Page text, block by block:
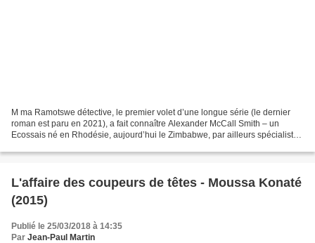
M ma Ramotswe détective, le premier volet d’une longue série (le dernier
roman est paru en 2021), a fait connaître Alexander McCall Smith – un
Ecossais né en Rhodésie, aujourd’hui le Zimbabwe, par ailleurs spécialiste
L'affaire des coupeurs de têtes - Moussa Konaté
(2015)
Publié le 25/03/2018 à 14:35
Par Jean-Paul Martin